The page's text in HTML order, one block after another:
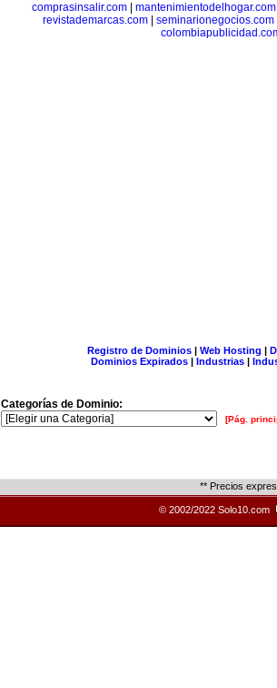
comprasinsalir.com
mantenimientodelhogar.com
revistademarcas.com
seminarionegocios.com
Registro de Dominios| Web Hosting |
Dominios Expirados | Industrias |
Categorías de Dominio:
[Pág.
** Precios
© 2002/2022 Solo10.com